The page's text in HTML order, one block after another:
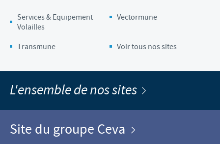
Services & Equipement
Volailles
Vectormune
Transmune Voir tous nos sites
L'ensemble de nos sites
Site du groupe Ceva